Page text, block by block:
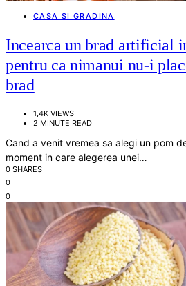
CASA SI GRADINA
Incearca un brad artificial
pentru ca nimanui nu-i
brad
1,4K VIEWS
2 MINUTE READ
Cand a venit vremea sa alegi un pom
moment in care alegerea unei…
0 SHARES
0
0